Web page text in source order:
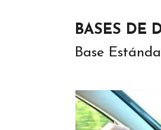
BASES DE
Base